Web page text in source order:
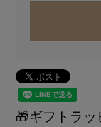
🎁ギフトラッ